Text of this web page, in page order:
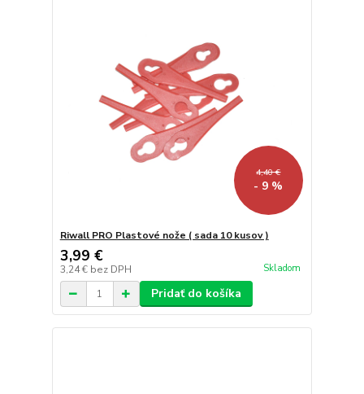
4,40 €
- 9 %
Riwall PRO Plastové nože ( sada 10 kusov )
3,99 €
3,24 € bez DPH Skladom
Pridať do košíka